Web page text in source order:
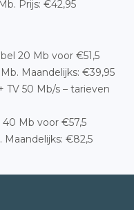
Prijs: €42,95
20 Mb voor €51,5
Maandelijks: €39,95
TV 50 Mb/s – tarieven
Mb voor €57,5
Maandelijks: €82,5